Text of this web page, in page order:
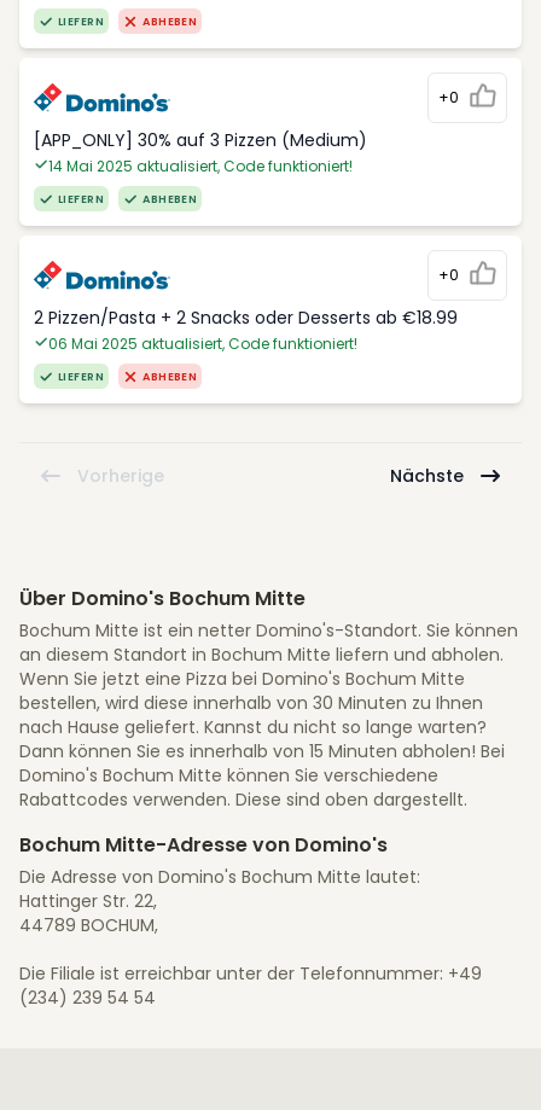
LIEFERN ABHEBEN
+0
[APP_ONLY] 30% auf 3 Pizzen (Medium)
14 Mai 2025 aktualisiert, Code funktioniert!
LIEFERN ABHEBEN
+0
2 Pizzen/Pasta + 2 Snacks oder Desserts ab €18.99
06 Mai 2025 aktualisiert, Code funktioniert!
LIEFERN ABHEBEN
Vorherige Nächste
Über Domino's Bochum Mitte
Bochum Mitte ist ein netter Domino's-Standort. Sie können
an diesem Standort in Bochum Mitte liefern und abholen.
Wenn Sie jetzt eine Pizza bei Domino's Bochum Mitte
bestellen, wird diese innerhalb von 30 Minuten zu Ihnen
nach Hause geliefert. Kannst du nicht so lange warten?
Dann können Sie es innerhalb von 15 Minuten abholen! Bei
Domino's Bochum Mitte können Sie verschiedene
Rabattcodes verwenden. Diese sind oben dargestellt.
Bochum Mitte-Adresse von Domino's
Die Adresse von Domino's Bochum Mitte lautet:
Hattinger Str. 22,
44789 BOCHUM,
Die Filiale ist erreichbar unter der Telefonnummer: +49
(234) 239 54 54